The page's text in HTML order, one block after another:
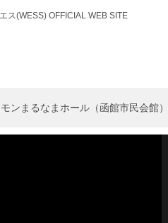
ス(WESS) OFFICIAL WEB SITE
ンまるなまホール（函館市民会館